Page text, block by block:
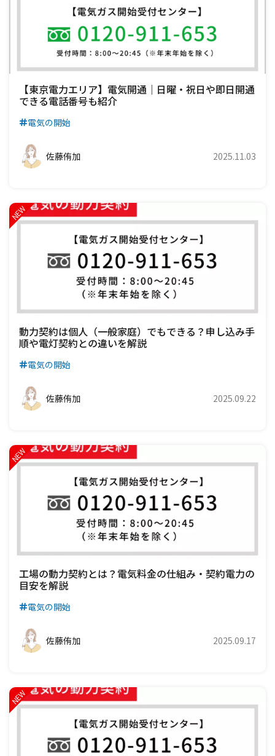
【東京電力エリア】電気開通｜日曜・祝日や即日開通
できる電話番号も紹介
電気の開始
佐藤侑加 2025.11.03
動力契約は個人（一般家庭）でもできる？申し込み手
順や電灯契約との違いを解説
電気の開始
佐藤侑加 2025.09.22
工場の動力契約とは？電気料金の仕組み・契約電力の
目安を解説
電気の開始
佐藤侑加 2025.09.17